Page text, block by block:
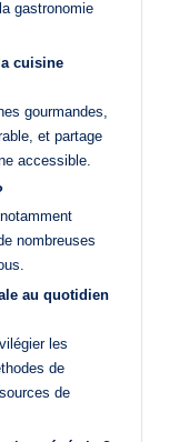
gastronomie
cuisine
gourmandes,
et partage
accessible.
nombreuses
au quotidien
les
de
de